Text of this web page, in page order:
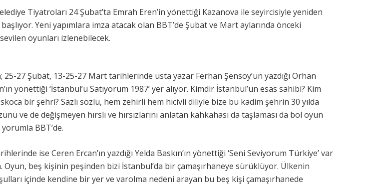
Tiyatroları 24 Şubat’ta Emrah Eren’in yönettiği Kazanova ile seyircisiyle yeniden
Yeni yapımlara imza atacak olan BBT’de Şubat ve Mart aylarında önceki
oyunları izlenebilecek.
25-27 Şubat, 13-25-27 Mart tarihlerinde usta yazar Ferhan Şensoy’un yazdığı Orhan
yönettiği ‘İstanbul’u Satıyorum 1987’ yer alıyor. Kimdir İstanbul’un esas sahibi? Kim
bir şehri? Sazlı sözlü, hem zehirli hem hicivli diliyle bize bu kadim şehrin 30 yılda
ve de değişmeyen hırslı ve hırsızlarını anlatan kahkahası da taşlaması da bol oyun
BBT’de.
ise Ceren Ercan’ın yazdığı Yelda Baskın’ın yönettiği ‘Seni Seviyorum Türkiye’ var
Oyun, beş kişinin peşinden bizi İstanbul’da bir çamaşırhaneye sürüklüyor. Ülkenin
içinde kendine bir yer ve varolma nedeni arayan bu beş kişi çamaşırhanede